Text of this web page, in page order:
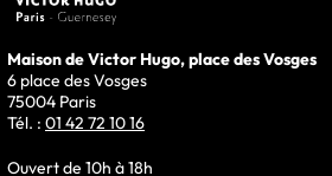
Maison de Victor Hugo, place des Vosges
6 place des Vosges
75004 Paris
Tél. : 01 42 72 10 16
Ouvert de 10h à 18h